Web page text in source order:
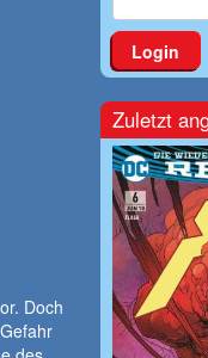
Doch
Login
Zuletzt